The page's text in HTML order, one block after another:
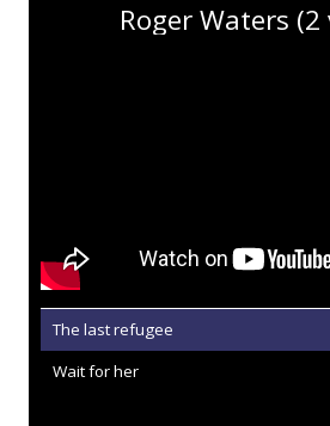
Roger Waters (2
The last refugee
Wait for her